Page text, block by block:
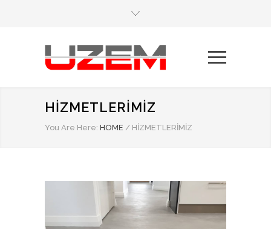
HİZMETLERİMİZ
You Are Here: HOME / HİZMETLERİMİZ